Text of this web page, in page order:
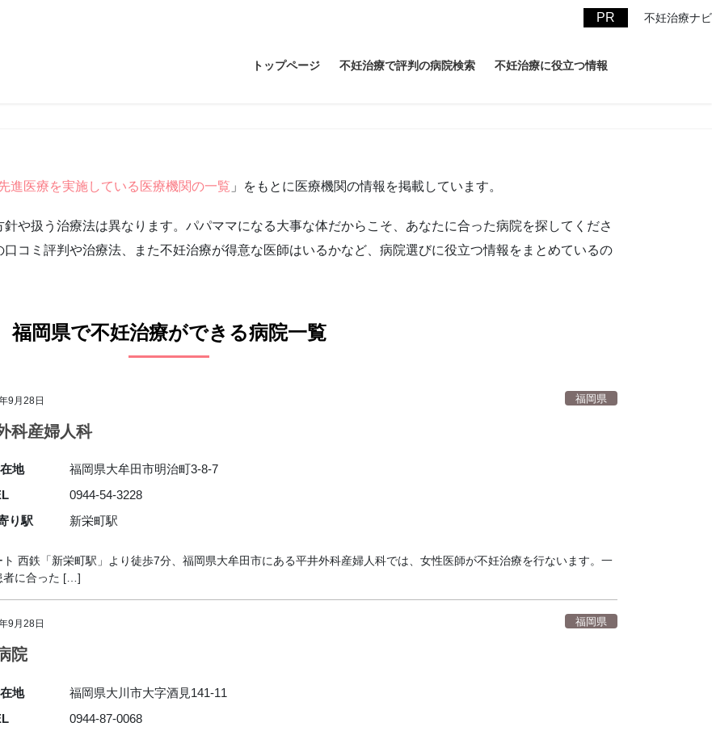
不妊治療ナビ
トップページ 不妊治療で評判の病院検索 不妊治療に役立つ情報
進医療を実施している医療機関の一覧 」をもとに医療機関の情報を掲載しています。
や扱う治療法は異なります。パパママになる大事な体だからこそ、あなたに合った病院を探してくださ
コミ評判や治療法、また不妊治療が得意な医師はいるかなど、病院選びに役立つ情報をまとめているの
福岡県で不妊治療ができる病院一覧
9月28日 福岡県
科産婦人科
地
福岡県大牟田市明治町3-8-7
0944-54-3228
り駅
新栄町駅
西鉄「新栄町駅」より徒歩7分、福岡県大牟田市にある平井外科産婦人科では、女性医師が不妊治療を行ないます。一
者に合った […]
9月28日 福岡県
院
地
福岡県大川市大字酒見141-11
0944-87-0068